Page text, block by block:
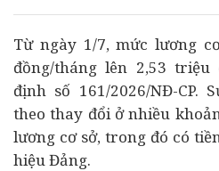
Từ ngày 1/7, mức lương
đồng/tháng lên 2,53 triệu
định số 161/2026/NĐ-CP.
theo thay đổi ở nhiều
lương cơ sở, trong đó có
hiệu Đảng.